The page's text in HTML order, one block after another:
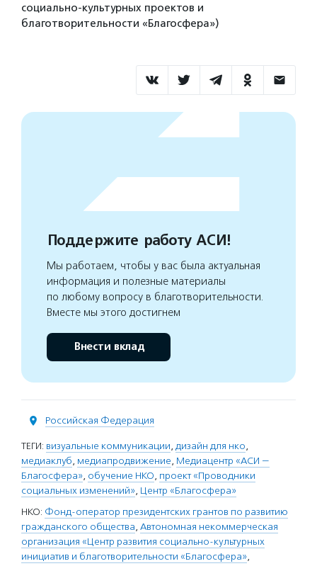
социально-культурных проектов и
благотворительности «Благосфера»)
Поддержите работу АСИ!
Мы работаем, чтобы у вас была актуальная
информация и полезные материалы
по любому вопросу в благотворительности.
Вместе мы этого достигнем
Внести вклад
Российская Федерация
ТЕГИ: визуальные коммуникации, дизайн для нко,
медиаклуб, медиапродвижение, Медиацентр «АСИ —
Благосфера», обучение НКО, проект «Проводники
социальных изменений», Центр «Благосфера»
НКО: Фонд-оператор президентских грантов по развитию
гражданского общества, Автономная некоммерческая
организация «Центр развития социально-культурных
инициатив и благотворительности «Благосфера»,